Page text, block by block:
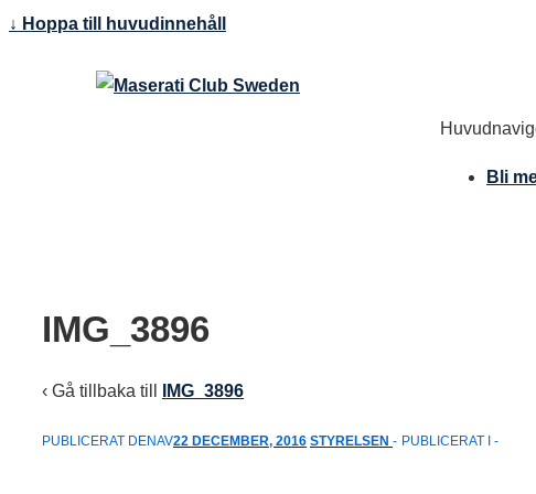
↓ Hoppa till huvudinnehåll
Bli
IMG_3896
‹ Gå tillbaka till IMG_3896
PUBLICERAT DENAV22 DECEMBER, 2016 STYRELSEN PUBLICERAT I